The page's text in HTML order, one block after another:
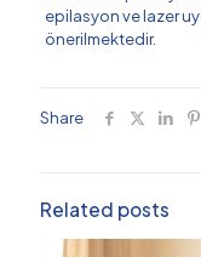
epilasyon ve lazer
önerilmektedir.
Share
Related posts